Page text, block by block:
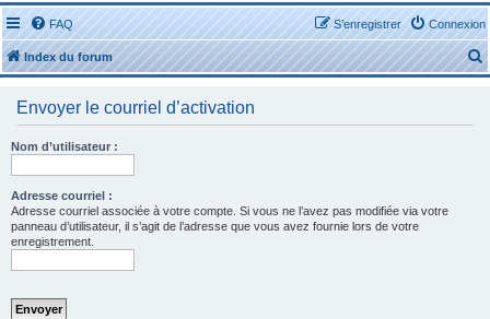
FAQ Connexion
S’enregistrer
Index du forum
e
Envoyer le courriel d’activation
Nom d’utilisateur :
Adresse courriel :
Adresse courriel associée à votre compte. Si vous ne l’avez pas modifiée via votre
panneau d’utilisateur, il s’agit de l’adresse que vous avez fournie lors de votre
enregistrement.